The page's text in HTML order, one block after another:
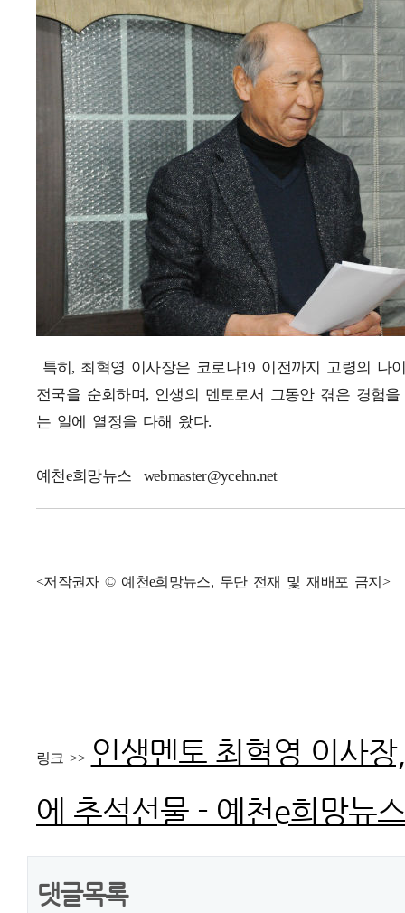
특히, 최혁영 이사장은 코로나19 이전까지 고령의 나
전국을 순회하며, 인생의 멘토로서 그동안 겪은 경험
는 일에 열정을 다해 왔다.
예천e희망뉴스 webmaster@ycehn.net
<저작권자 © 예천e희망뉴스, 무단 전재 및 재배포 금지>
링크 >> 인생멘토 최혁영 이사
에 추석선물 - 예천e희망뉴
댓글목록